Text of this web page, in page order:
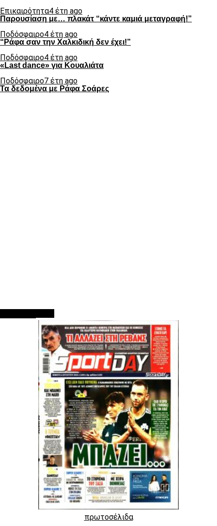
Επικαιρότητα4 έτη ago
Παρουσίαση με… πλακάτ “κάντε καμιά μεταγραφή!”
Ποδόσφαιρο4 έτη ago
“Ράφα σαν την Χαλκιδική δεν έχει!”
Ποδόσφαιρο4 έτη ago
«Last dance» για Κουαλιάτα
Ποδόσφαιρο7 έτη ago
Τα δεδομένα με Ράφα Σοάρες
πρωτοσέλιδα